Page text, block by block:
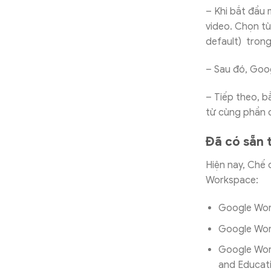
– Khi bắt đầu
video. Chọn
default) trong
– Sau đó,
– Tiếp theo,
từ cùng phần
Đã có sẵn
Hiện nay,
Workspace:
Google
Google
Google
and